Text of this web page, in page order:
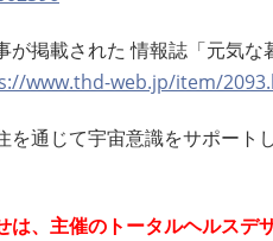
掲載された 情報誌「元気
www.thd-web.jp/item/
通じて宇宙意識をサポート
、主催のトータルヘルスデ